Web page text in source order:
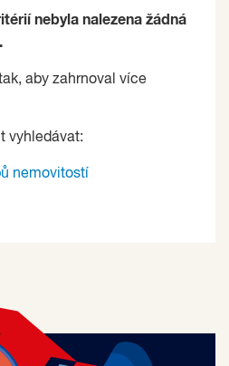
nebyla nalezena žádná
aby zahrnoval více
vyhledávat:
nemovitostí